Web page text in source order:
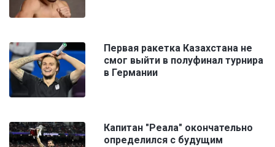
Первая ракетка Казахстана не
смог выйти в полуфинал турнира
в Германии
Капитан "Реала" окончательно
определился с будущим